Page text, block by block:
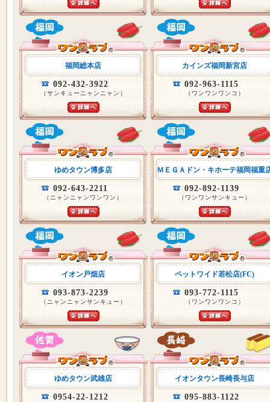
福岡総本店
092-432-3922
（サンキューニャンニャン）
カインズ福岡新宮店
092-963-1115
（ワンワンワンコ）
ゆめタウン博多店
092-643-2211
（ニャンニャンワンワン）
ＭＥＧＡドン・キホーテ福岡福重
092-892-1139
（ワンワンサンキュー）
イオン戸畑店
093-873-2239
（ニャンニャンサンキュー）
ペットワイド若松店(FC)
093-772-1115
（ワンワンワンコ）
ゆめタウン武雄店
0954-22-1212
イオンタウン長崎長与店
095-883-1122